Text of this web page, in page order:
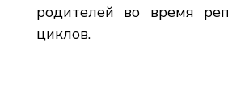
родителей во время
циклов.